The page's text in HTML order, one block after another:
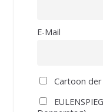
E-Mail
Cartoon